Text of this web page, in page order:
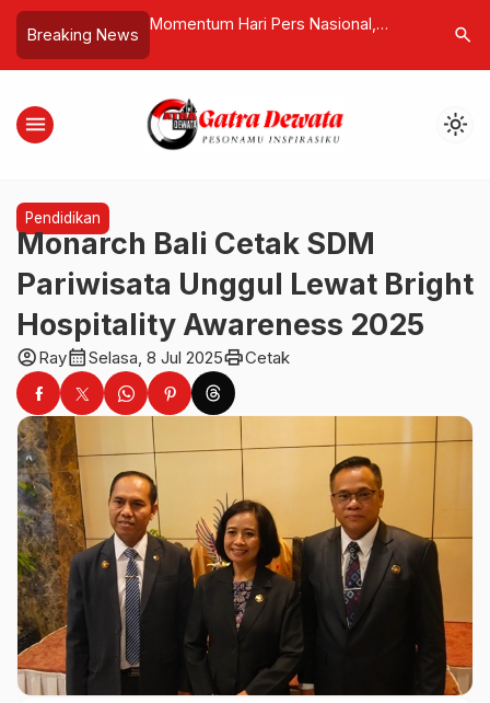
Breaking News
Umat Pura
Warga Adat
Momentum Hari Pers Nasional,
Bali
Bom
search
menu light_mode
Pendidikan
Monarch Bali Cetak SDM
Pariwisata Unggul Lewat Bright
Hospitality Awareness 2025
account_circleRaycalendar_monthSelasa, 8 Jul 2025printCetak